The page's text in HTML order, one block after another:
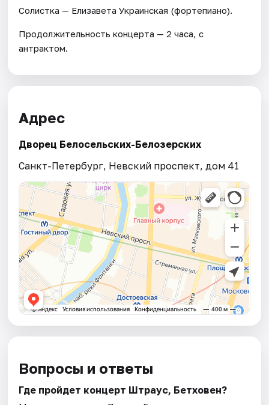
Солистка — Елизавета Украинская (фортепиано).
Продолжительность концерта — 2 часа, с
антрактом.
Адрес
Дворец Белосельских-Белозерских
Санкт-Петербург, Невский проспект, дом 41
Вопросы и ответы
Где пройдет концерт Штраус, Бетховен?